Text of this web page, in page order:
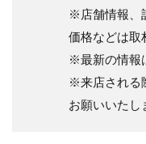
※店舗情報、
価格などは取
※最新の情報
※来店される
お願いいたし